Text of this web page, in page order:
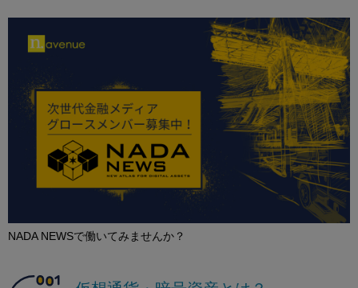
NADA NEWSで働いてみませんか？